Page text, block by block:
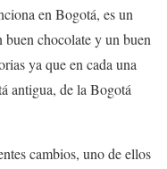
en Bogotá, es un
buen chocolate y un buen
ya que en cada una
antigua, de la Bogotá
cambios, uno de ellos